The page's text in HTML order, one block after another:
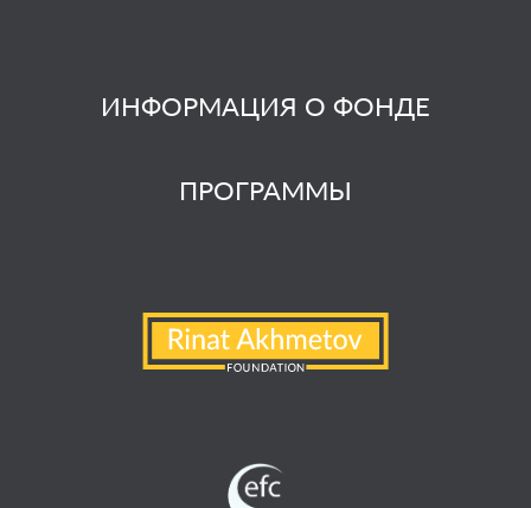
ИНФОРМАЦИЯ О ФОНДЕ
ПРОГРАММЫ